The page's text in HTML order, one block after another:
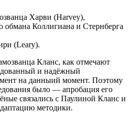
Харви (Harvey),
обмана Коллигиана и Стернберга
(Leary).
Кланс, как отмечают
и надёжный
на данныий момент. Поэтому
было — апробация его
связались с Паулиной Кланс и
методики.